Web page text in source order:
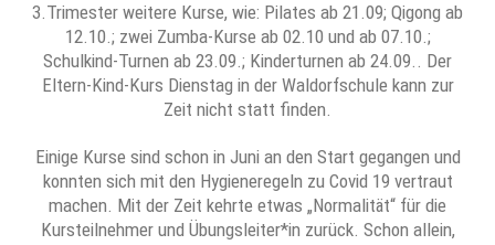
3.Trimester weitere Kurse, wie: Pilates ab 21.09; Qigong ab
12.10.; zwei Zumba-Kurse ab 02.10 und ab 07.10.;
Schulkind-Turnen ab 23.09.; Kinderturnen ab 24.09.. Der
Eltern-Kind-Kurs Dienstag in der Waldorfschule kann zur
Zeit nicht statt finden.
Einige Kurse sind schon in Juni an den Start gegangen und
konnten sich mit den Hygieneregeln zu Covid 19 vertraut
machen. Mit der Zeit kehrte etwas „Normalität“ für die
Kursteilnehmer und Übungsleiter*in zurück. Schon allein,